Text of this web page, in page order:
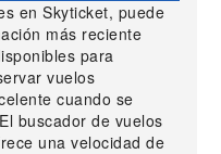
en Skyticket, puede
más reciente
para
vuelos
cuando se
buscador de vuelos
una velocidad de